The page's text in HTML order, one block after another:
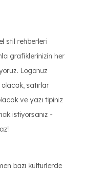
stil rehberleri
grafiklerinizin her
Logonuz
olacak, satırlar
ve yazı tipiniz
istiyorsanız -
bazı kültürlerde